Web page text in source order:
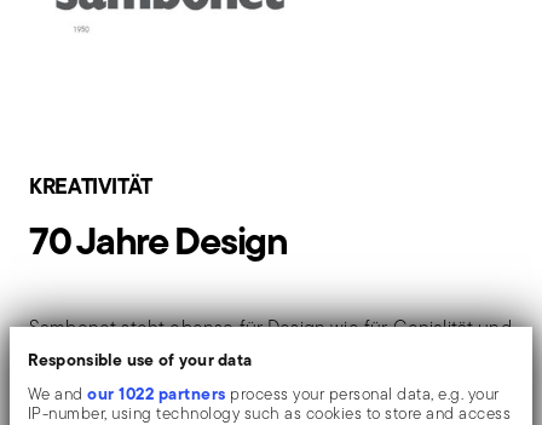
Responsible use of your data
We andour 1022 partners process your personal data, e.g. your
IP-number, using technology such as cookies to store and access
KREATIVITÄT
70 Jahre Design
Sambonet steht ebenso für Design wie für Genialität und
Kreativität. Während der Stempel "GS" das Erbe des
Gründers Giuseppe Sambonet zum Ausdruck bringt,